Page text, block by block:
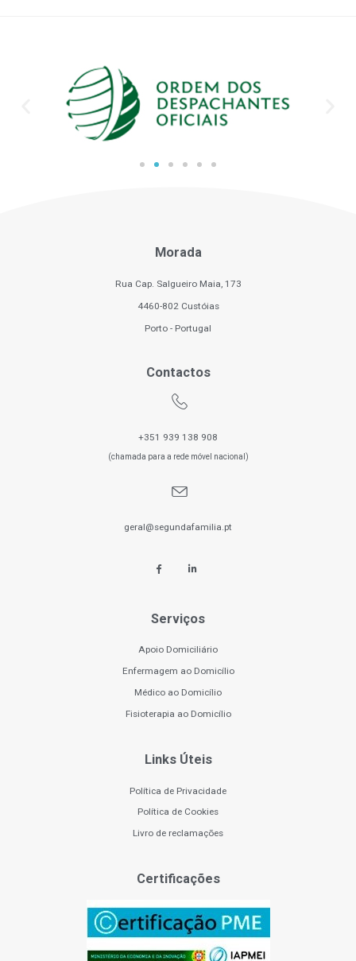
Morada
Rua Cap. Salgueiro Maia, 173
4460-802 Custóias
Porto - Portugal
Contactos
+351 939 138 908
(chamada para a rede móvel nacional)
geral@segundafamilia.pt
Serviços
Apoio Domiciliário
Enfermagem ao Domicílio
Médico ao Domicílio
Fisioterapia ao Domicílio
Links Úteis
Política de Privacidade
Política de Cookies
Livro de reclamações
Certificações